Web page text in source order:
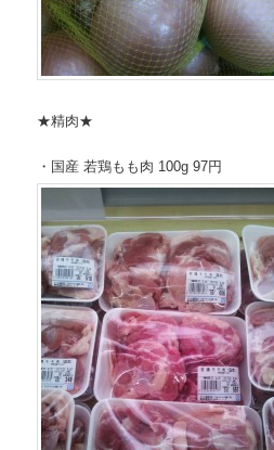
★精肉★
・国産 若鶏もも肉 100g 97円